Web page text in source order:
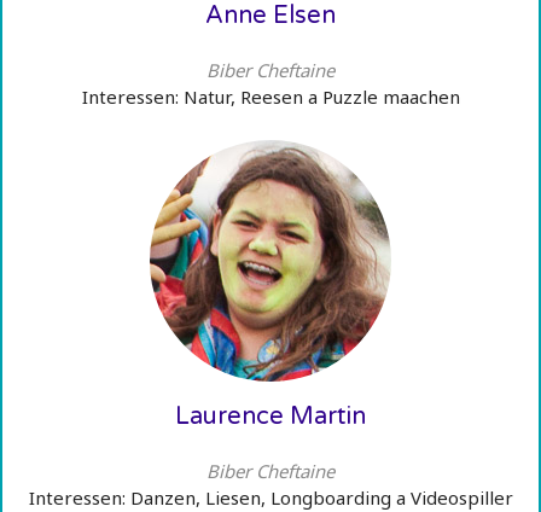
Anne Elsen
Biber Cheftaine
Interessen: Natur, Reesen a Puzzle maachen
Laurence Martin
Biber Cheftaine
Interessen: Danzen, Liesen, Longboarding a Videospiller